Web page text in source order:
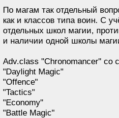
По магам так отдельный
как и классов типа воин. С
отдельных школ магии,
и наличии одной школы
Adv.class "Chronomancer" со
"Daylight Magic"
"Offence"
"Tactics"
"Economy"
"Battle Magic"